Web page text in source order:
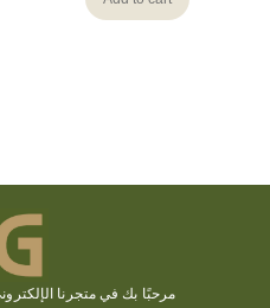
مرحبًا بك في متجرنا